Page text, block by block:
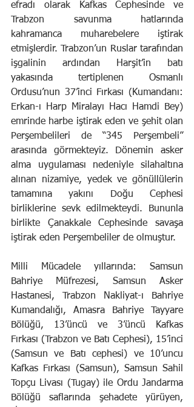
efradı olarak Kafkas Cephesinde ve
Trabzon savunma hatlarında
kahramanca muharebelere iştirak
etmişlerdir. Trabzon’un Ruslar tarafından
işgalinin ardından Harşit’in batı
yakasında tertiplenen Osmanlı
Ordusu’nun 37’inci Fırkası (Kumandanı:
Erkan-ı Harp Miralayı Hacı Hamdi Bey)
emrinde harbe iştirak eden ve şehit olan
Perşembelileri de “345 Perşembeli”
arasında görmekteyiz. Dönemin asker
alma uygulaması nedeniyle silahaltına
alınan nizamiye, yedek ve gönüllülerin
tamamına yakını Doğu Cephesi
birliklerine sevk edilmekteydi. Bununla
birlikte Çanakkale Cephesinde savaşa
iştirak eden Perşembeliler de olmuştur.
Milli Mücadele yıllarında: Samsun
Bahriye Müfrezesi, Samsun Asker
Hastanesi, Trabzon Nakliyat-ı Bahriye
Kumandalığı, Amasra Bahriye Tayyare
Bölüğü, 13’üncü ve 3’üncü Kafkas
Fırkası (Trabzon ve Batı Cephesi), 15’inci
(Samsun ve Batı cephesi) ve 10’uncu
Kafkas Fırkası (Samsun), Samsun Sahil
Topçu Livası (Tugay) ile Ordu Jandarma
Bölüğü saflarında şehadete yürüyen,